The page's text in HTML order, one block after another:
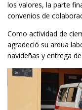
los valores, la parte
convenios de
Como actividad de
agradeció su ardua
navideñas y entrega